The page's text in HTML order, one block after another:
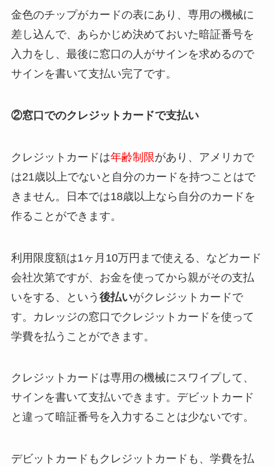
金色のチップがカードの表にあり、専用の機械に
差し込んで、あらかじめ決めておいた暗証番号を
入力をし、最後に窓口の人がサインを求めるので
サインを書いて支払い完了です。
②窓口でのクレジットカードで支払い
クレジットカードは年齢制限があり、アメリカで
は21歳以上でないと自分のカードを持つことはで
きません。日本では18歳以上なら自分のカードを
作ることができます。
利用限度額は1ヶ月10万円まで使える、などカード
会社次第ですが、お金を使ってから親がその支払
いをする、という 後払いがクレジットカードで
す。カレッジの窓口でクレジットカードを使って
学費を払うことができます。
クレジットカードは専用の機械にスワイプして、
サインを書いて支払いできます。デビットカード
と違って暗証番号を入力することは少ないです。
デビットカードもクレジットカードも、学費を払